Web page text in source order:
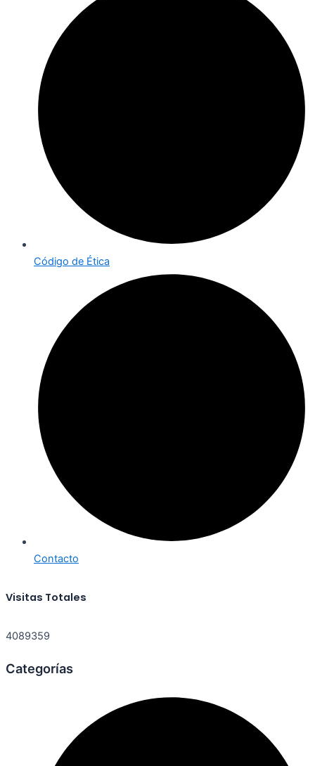
Código de Ética
Contacto
Visitas Totales
4089359
Categorías